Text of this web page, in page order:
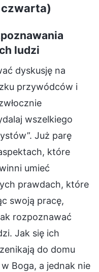
ludzi
dyskusję na
przywódców i
wszelkiego
Już parę
które
umieć
prawdach, które
swoją pracę,
rozpoznawać
Jak się ich
do domu
Boga, a jednak nie